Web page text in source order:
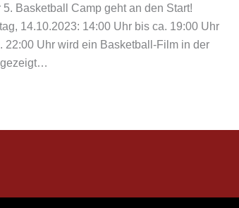
5. Basketball Camp geht an den Start!
14.10.2023: 14:00 Uhr bis ca. 19:00 Uhr
22:00 Uhr wird ein Basketball-Film in der